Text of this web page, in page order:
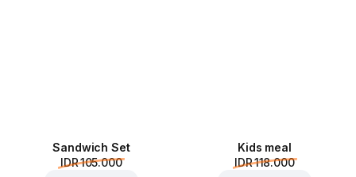
Sandwich Set
IDR 105.000
Kids meal
IDR 118.000